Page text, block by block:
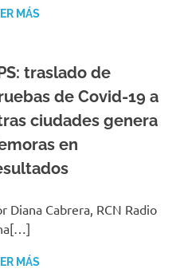
MÁS
traslado de
de Covid-19 a
ciudades genera
en
Diana Cabrera, RCN Radio
MÁS